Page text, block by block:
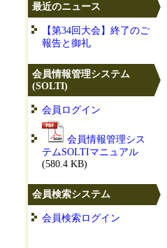
最近のニュース
【第34回大会】終了のご
報告と御礼
会員情報管理システム
(SOLTI)
会員ログイン
会員情報管理シス
テムSOLTIマニュアル
(580.4 KB)
会員検索システム
会員検索ログイン